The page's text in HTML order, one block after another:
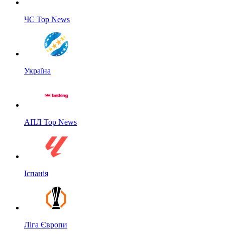
ЧС Top News
Україна
АПЛ Top News
Іспанія
Ліга Європи